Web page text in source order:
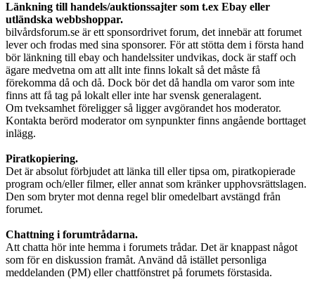
Länkning till handels/auktionssajter som t.ex Ebay eller
utländska webbshoppar.
bilvårdsforum.se är ett sponsordrivet forum, det innebär att forumet
lever och frodas med sina sponsorer. För att stötta dem i första hand
bör länkning till ebay och handelssiter undvikas, dock är staff och
ägare medvetna om att allt inte finns lokalt så det måste få
förekomma då och då. Dock bör det då handla om varor som inte
finns att få tag på lokalt eller inte har svensk generalagent.
Om tveksamhet föreligger så ligger avgörandet hos moderator.
Kontakta berörd moderator om synpunkter finns angående borttaget
inlägg.
Piratkopiering.
Det är absolut förbjudet att länka till eller tipsa om, piratkopierade
program och/eller filmer, eller annat som kränker upphovsrättslagen.
Den som bryter mot denna regel blir omedelbart avstängd från
forumet.
Chattning i forumtrådarna.
Att chatta hör inte hemma i forumets trådar. Det är knappast något
som för en diskussion framåt. Använd då istället personliga
meddelanden (PM) eller chattfönstret på forumets förstasida.